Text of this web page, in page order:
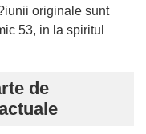
originale sunt
53, in la spiritul
de